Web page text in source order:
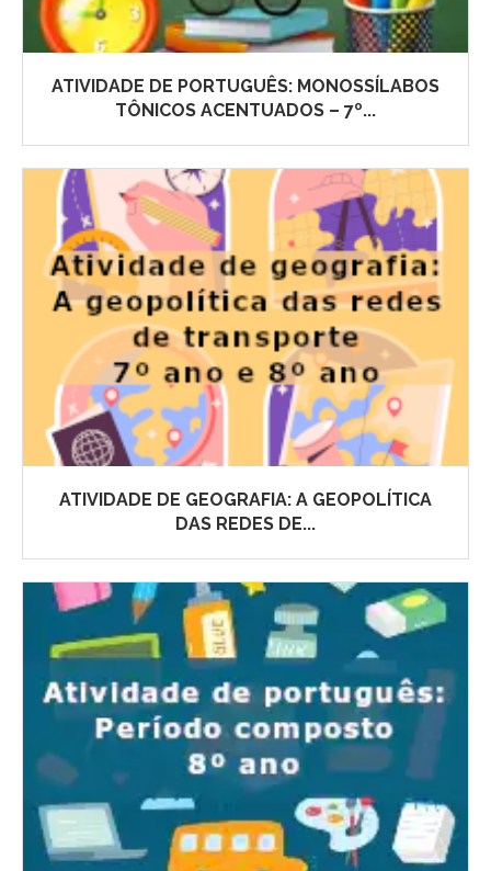
ATIVIDADE DE PORTUGUÊS: MONOSSÍLABOS
TÔNICOS ACENTUADOS – 7º...
ATIVIDADE DE GEOGRAFIA: A GEOPOLÍTICA
DAS REDES DE...